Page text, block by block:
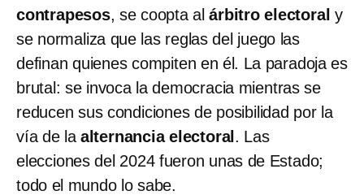
contrapesos, se coopta alárbitro electoral y
se normaliza que las reglas del juego las
definan quienes compiten en él. La paradoja es
brutal: se invoca la democracia mientras se
reducen sus condiciones de posibilidad por la
vía de la alternancia electoral . Las
elecciones del 2024 fueron unas de Estado;
todo el mundo lo sabe.